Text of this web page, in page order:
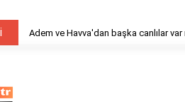
Adem ve Havva'dan başka canlılar